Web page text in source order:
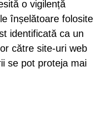
o vigilență
înșelătoare folosite
identificată ca un
către site-uri web
se pot proteja mai